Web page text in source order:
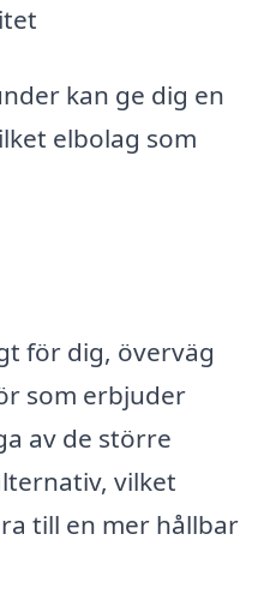
kan ge dig en
elbolag som
för dig, överväg
som erbjuder
av de större
vilket
till en mer hållbar